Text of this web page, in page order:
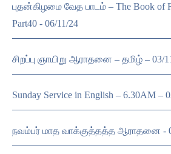
புதன்கிழமை வேத பாடம் – The Book of
Part40 - 06/11/24
சிறப்பு ஞாயிறு ஆராதனை – தமிழ் – 03/
Sunday Service in English – 6.30AM –
நவம்பர் மாத வாக்குத்தத்த ஆராதனை -